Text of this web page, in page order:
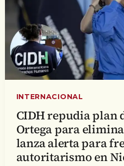
INTERNACIONAL
CIDH repudia plan
Ortega para
lanza alerta para
autoritarismo en